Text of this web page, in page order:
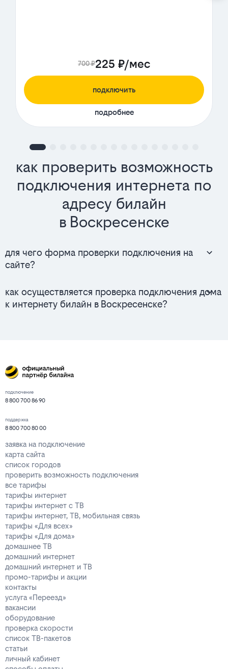
700 ₽225 ₽/мес
подключить
подробнее
как проверить возможность
подключения интернета по
адресу билайн
в Воскресенске
для чего форма проверки подключения на
сайте?
как осуществляется проверка подключения дома
к интернету билайн в Воскресенске?
подключение
8 800 700 86 90
поддержка
8 800 700 80 00
заявка на подключение
карта сайта
список городов
проверить возможность подключения
все тарифы
тарифы интернет
тарифы интернет с ТВ
тарифы интернет, ТВ, мобильная связь
тарифы «Для всех»
тарифы «Для дома»
домашнее ТВ
домашний интернет
домашний интернет и ТВ
промо-тарифы и акции
контакты
услуга «Переезд»
вакансии
оборудование
проверка скорости
список ТВ-пакетов
статьи
личный кабинет